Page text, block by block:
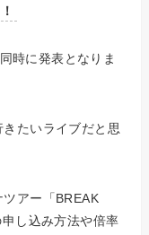
時に発表となりま
たいライブだと思
アー「BREAK
し込み方法や倍率